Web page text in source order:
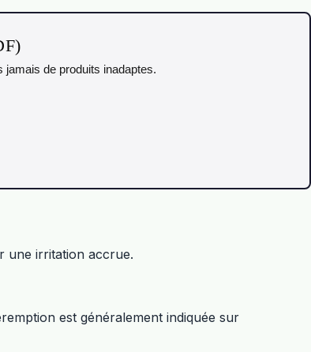
de produits inadaptes.
une irritation accrue.
est généralement indiquée sur